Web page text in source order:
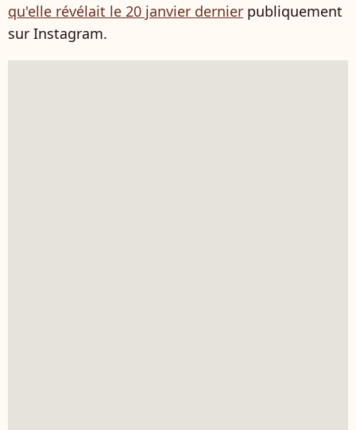
qu'elle révélait le 20 janvier dernier publiquement
sur Instagram.